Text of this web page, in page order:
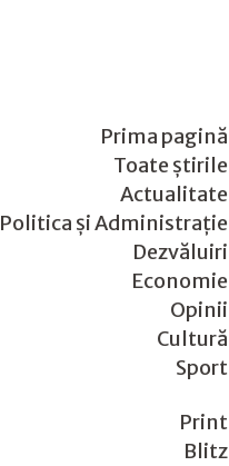
Prima pagină
Toate știrile
Actualitate
Politica și Administrație
Dezvăluiri
Economie
Opinii
Cultură
Sport
Print
Blitz